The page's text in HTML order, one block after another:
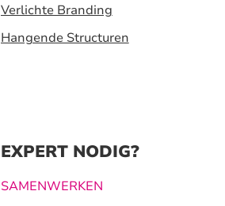
Verlichte Branding
Hangende Structuren
EXPERT NODIG?
SAMENWERKEN